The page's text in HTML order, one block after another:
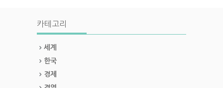
카테고리
세계
한국
경제